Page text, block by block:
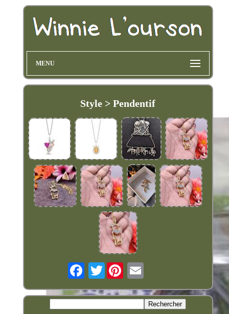
MENU
Style > Pendentif
Twitter